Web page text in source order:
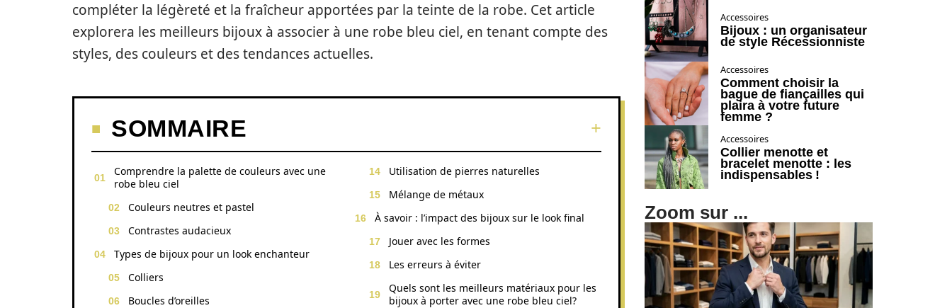
compléter la légèreté et la fraîcheur apportées par la teinte de la robe. Cet article
explorera les meilleurs bijoux à associer à une robe bleu ciel, en tenant compte des
styles, des couleurs et des tendances actuelles.
SOMMAIRE
Comprendre la palette de couleurs avec une
robe bleu ciel
Couleurs neutres et pastel
Contrastes audacieux
Types de bijoux pour un look enchanteur
Colliers
Boucles d’oreilles
Utilisation de pierres naturelles
Mélange de métaux
À savoir : l’impact des bijoux sur le look final
Jouer avec les formes
Les erreurs à éviter
Quels sont les meilleurs matériaux pour les
bijoux à porter avec une robe bleu ciel?
Accessoires
Bijoux : un organisateur
de style Récessionniste
Accessoires
Comment choisir la
bague de fiançailles qui
plaira à votre future
femme ?
Accessoires
Collier menotte et
bracelet menotte : les
indispensables !
Zoom sur ...